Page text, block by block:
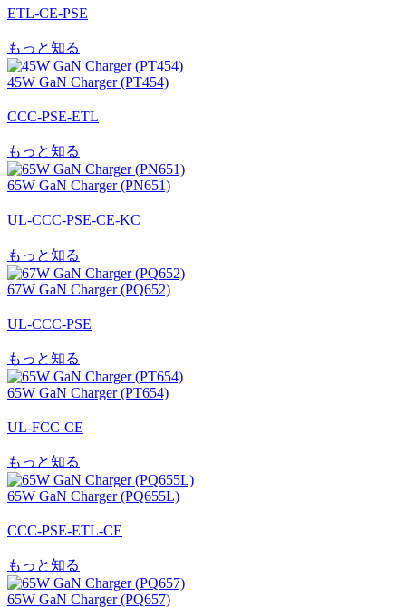
ETL-CE-PSE
もっと知る
45W GaN Charger (PT454)
CCC-PSE-ETL
もっと知る
65W GaN Charger (PN651)
UL-CCC-PSE-CE-KC
もっと知る
67W GaN Charger (PQ652)
UL-CCC-PSE
もっと知る
65W GaN Charger (PT654)
UL-FCC-CE
もっと知る
65W GaN Charger (PQ655L)
CCC-PSE-ETL-CE
もっと知る
65W GaN Charger (PQ657)